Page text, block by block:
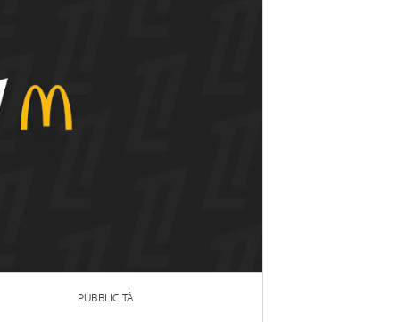
PUBBLICITÀ